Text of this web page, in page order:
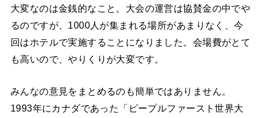
大変なのは金銭的なこと。大会の運営は協賛金の中でや
るのですが、1000人が集まれる場所があまりなく、今
回はホテルで実施することになりました。会場費がとて
も高いので、やりくりが大変です。
みんなの意見をまとめるのも簡単ではありません。
1993年にカナダであった「ピープルファースト世界大